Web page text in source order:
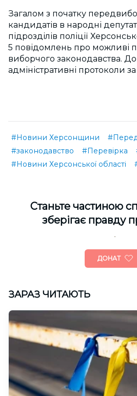
Загалом з початку
кандидатів в народні
підрозділів поліції
5 повідомлень про можливі
виборчого законодавства.
адміністративні протоколи
#Новини Херсонщини
#законодавство
#Перевірка
#Новини Херсонської області
Cтаньте частиною
зберігає правду
ДОНАТ
ЗАРАЗ ЧИТАЮТЬ